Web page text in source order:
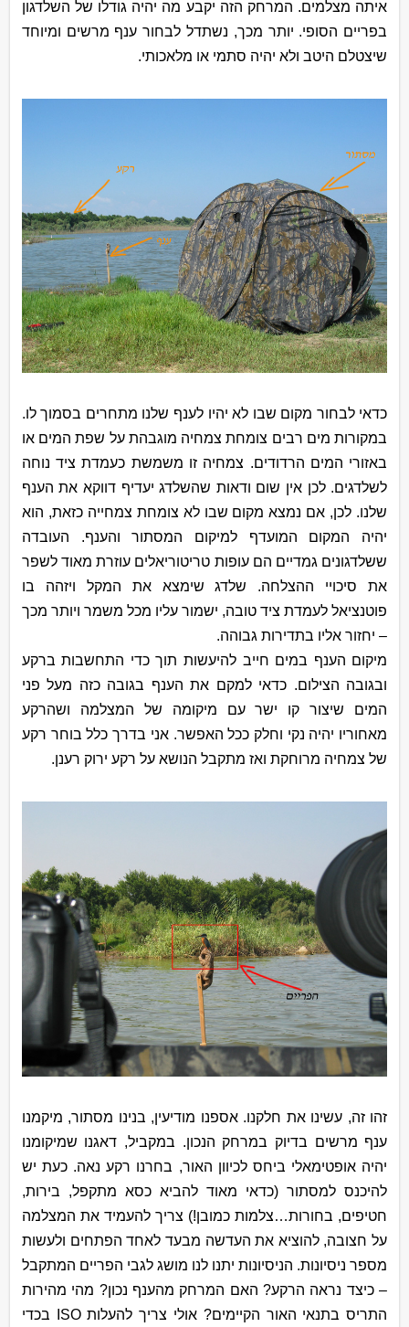
איתה מצלמים. המרחק הזה יקבע מה יהיה גודלו של השלדגון
בפריים הסופי. יותר מכך, נשתדל לבחור ענף מרשים ומיוחד
שיצטלם היטב ולא יהיה סתמי או מלאכותי.
כדאי לבחור מקום שבו לא יהיו לענף שלנו מתחרים בסמוך לו.
במקורות מים רבים צומחת צמחיה מוגבהת על שפת המים או
באזורי המים הרדודים. צמחיה זו משמשת כעמדת ציד נוחה
לשלדגים. לכן אין שום ודאות שהשלדג יעדיף דווקא את הענף
שלנו. לכן, אם נמצא מקום שבו לא צומחת צמחייה כזאת, הוא
יהיה המקום המועדף למיקום המסתור והענף. העובדה
ששלדגונים גמדיים הם עופות טריטוריאלים עוזרת מאוד לשפר
את סיכויי ההצלחה. שלדג שימצא את המקל ויזהה בו
פוטנציאל לעמדת ציד טובה, ישמור עליו מכל משמר ויותר מכך
– יחזור אליו בתדירות גבוהה.
מיקום הענף במים חייב להיעשות תוך כדי התחשבות ברקע
ובגובה הצילום. כדאי למקם את הענף בגובה כזה מעל פני
המים שיצור קו ישר עם מיקומה של המצלמה ושהרקע
מאחוריו יהיה נקי וחלק ככל האפשר. אני בדרך כלל בוחר רקע
של צמחיה מרוחקת ואז מתקבל הנושא על רקע ירוק רענן.
זהו זה, עשינו את חלקנו. אספנו מודיעין, בנינו מסתור, מיקמנו
ענף מרשים בדיוק במרחק הנכון. במקביל, דאגנו שמיקומנו
יהיה אופטימאלי ביחס לכיוון האור, בחרנו רקע נאה. כעת יש
להיכנס למסתור (כדאי מאוד להביא כסא מתקפל, בירות,
חטיפים, בחורות…צלמות כמובן!) צריך להעמיד את המצלמה
על חצובה, להוציא את העדשה מבעד לאחד הפתחים ולעשות
מספר ניסיונות. הניסיונות יתנו לנו מושג לגבי הפריים המתקבל
– כיצד נראה הרקע? האם המרחק מהענף נכון? מהי מהירות
התריס בתנאי האור הקיימים? אולי צריך להעלותISO בכדי